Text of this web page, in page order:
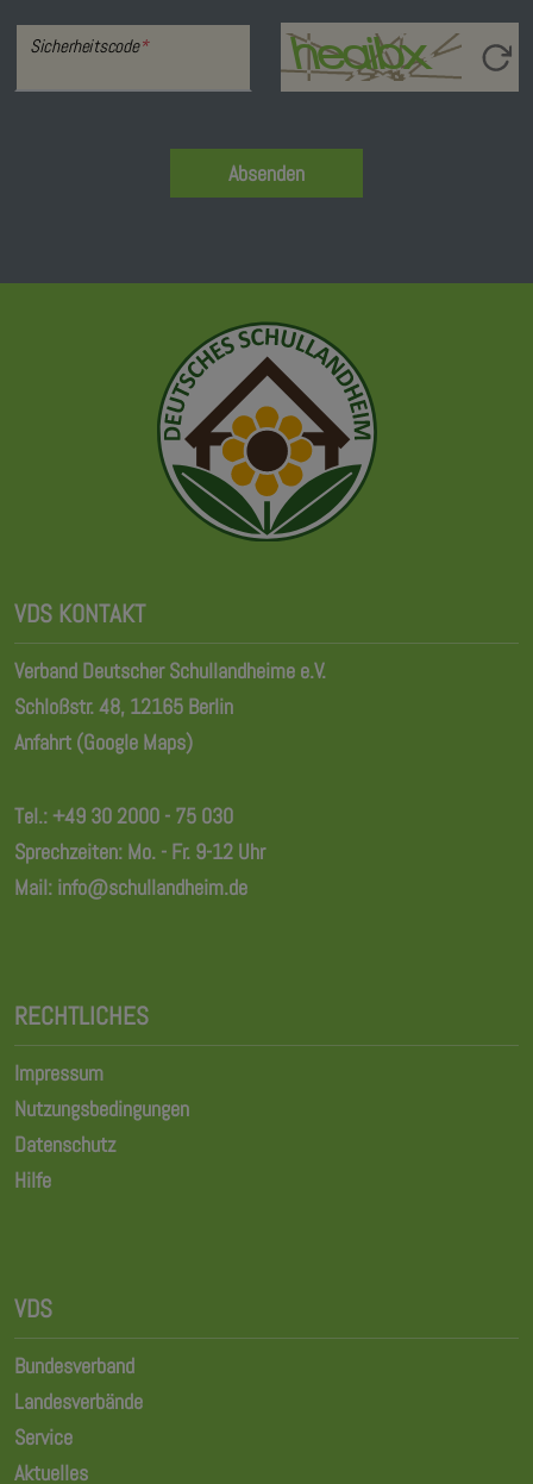
Sicherheitscode*
Absenden
VDS KONTAKT
Verband Deutscher Schullandheime e.V.
Schloßstr. 48, 12165 Berlin
Anfahrt (Google Maps)
Tel.:+49 30 2000 - 75 030
Sprechzeiten: Mo. - Fr. 9-12 Uhr
Mail: info@schullandheim.de
RECHTLICHES
Impressum
Nutzungsbedingungen
Datenschutz
Hilfe
VDS
Bundesverband
Landesverbände
Service
Aktuelles